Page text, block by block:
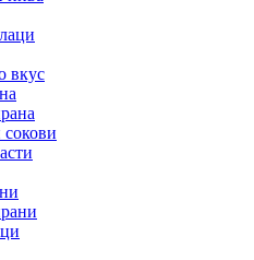
вкус
сокови